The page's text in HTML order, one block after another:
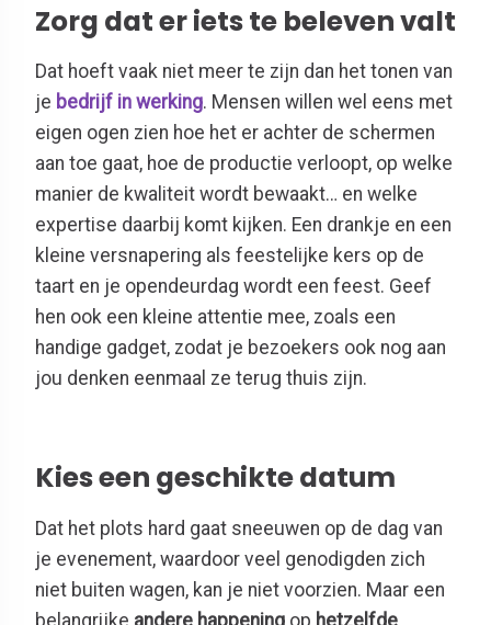
Zorg dat er iets te beleven valt
Dat hoeft vaak niet meer te zijn dan het tonen van
je bedrijf in werking. Mensen willen wel eens met
eigen ogen zien hoe het er achter de schermen
aan toe gaat, hoe de productie verloopt, op welke
manier de kwaliteit wordt bewaakt… en welke
expertise daarbij komt kijken. Een drankje en een
kleine versnapering als feestelijke kers op de
taart en je opendeurdag wordt een feest. Geef
hen ook een kleine attentie mee, zoals een
handige gadget, zodat je bezoekers ook nog aan
jou denken eenmaal ze terug thuis zijn.
Kies een geschikte datum
Dat het plots hard gaat sneeuwen op de dag van
je evenement, waardoor veel genodigden zich
niet buiten wagen, kan je niet voorzien. Maar een
belangrijke andere happening op hetzelfde